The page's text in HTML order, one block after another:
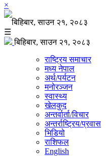
×
बिहिबार, साउन २१, २०८३
☰
बिहिबार, साउन २१, २०८३
राष्ट्रिय समाचार
मध्य नेपाल
अर्थ/पर्यटन
मनोरञ्जन
स्वास्थ्य
खेलकुद
अन्तर्वार्ता/विचार
अन्तर्राष्ट्रिय/प्रवास
भिडियो
राशिफल
English